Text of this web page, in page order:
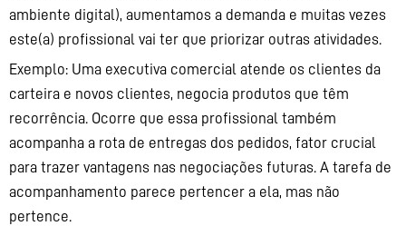
ambiente digital), aumentamos a demanda e muitas vezes
este(a) profissional vai ter que priorizar outras atividades.
Exemplo: Uma executiva comercial atende os clientes da
carteira e novos clientes, negocia produtos que têm
recorrência. Ocorre que essa profissional também
acompanha a rota de entregas dos pedidos, fator crucial
para trazer vantagens nas negociações futuras. A tarefa de
acompanhamento parece pertencer a ela, mas não
pertence.